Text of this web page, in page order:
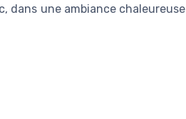
dans une ambiance chaleureuse